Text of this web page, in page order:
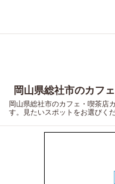
岡山県総社市のカフ
岡山県総社市のカフェ・喫茶店
す。見たいスポットをお選びくだ
19